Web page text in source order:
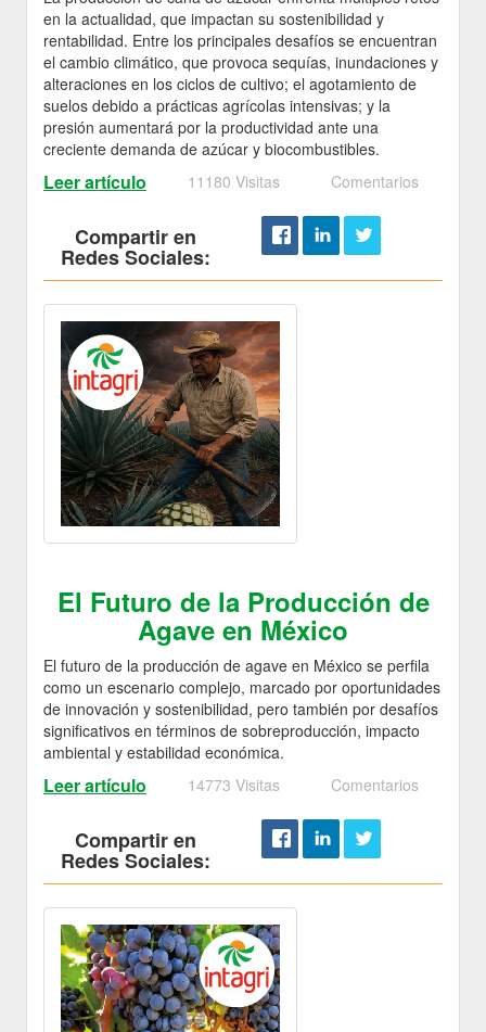
en la actualidad, que impactan su sostenibilidad y
rentabilidad. Entre los principales desafíos se encuentran
el cambio climático, que provoca sequías, inundaciones y
alteraciones en los ciclos de cultivo; el agotamiento de
suelos debido a prácticas agrícolas intensivas; y la
presión aumentará por la productividad ante una
creciente demanda de azúcar y biocombustibles.
Leer artículo 11180 Visitas Comentarios
Compartir en
Redes Sociales:
El Futuro de la Producción de
Agave en México
El futuro de la producción de agave en México se perfila
como un escenario complejo, marcado por oportunidades
de innovación y sostenibilidad, pero también por desafíos
significativos en términos de sobreproducción, impacto
ambiental y estabilidad económica.
Leer artículo 14773 Visitas Comentarios
Compartir en
Redes Sociales: